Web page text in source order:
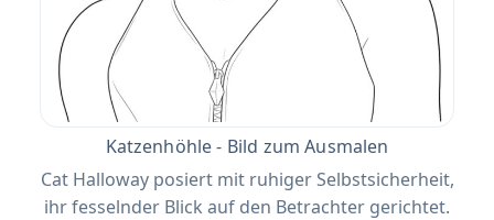
Katzenhöhle - Bild zum Ausmalen
Cat Halloway posiert mit ruhiger Selbstsicherheit,
ihr fesselnder Blick auf den Betrachter gerichtet.